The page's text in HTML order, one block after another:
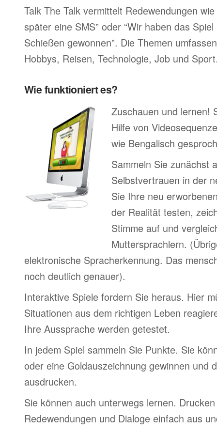
Talk The Talk vermittelt Redewendungen
später eine SMS” oder “Wir haben das
Schießen gewonnen”. Die Themen
Hobbys, Reisen, Technologie, Job und
Wie funktioniert es?
Zuschauen und lernen!
Hilfe von
wie Bengalisch
Sammeln Sie zunächst
Selbstvertrauen in der
Sie Ihre neu
der Realität testen,
Stimme auf und
Muttersprachlern.
elektronische Spracherkennung. Das
noch deutlich genauer).
Interaktive Spiele fordern Sie heraus. Hier
Situationen aus dem richtigen Leben
Ihre Aussprache werden getestet.
In jedem Spiel sammeln Sie Punkte. Sie
oder eine Goldauszeichnung gewinnen und
ausdrucken.
Sie können auch unterwegs lernen.
Redewendungen und Dialoge einfach aus